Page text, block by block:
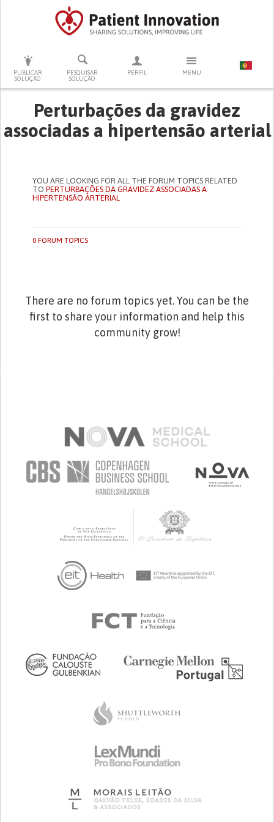
PUBLICAR
SOLUÇÃO
PESQUISAR
SOLUÇÃO
PERFIL MENU
PRESSIONE ENTER PARA PESQUISAR
Perturbações da gravidez
associadas a hipertensão arterial
YOU ARE LOOKING FOR ALL THE FORUM TOPICS RELATED
TOPERTURBAÇÕES DA GRAVIDEZ ASSOCIADAS A
HIPERTENSÃO ARTERIAL
0 FORUM TOPICS
There are no forum topics yet. You can be the
first to share your information and help this
community grow!